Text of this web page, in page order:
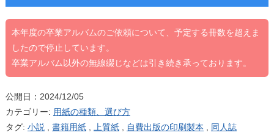
本年度の卒業アルバムのご依頼について、予定する冊数を超えま
したので停止しています。
卒業アルバム以外の無線綴じなどは引き続き承っております。
公開日：2024/12/05
カテゴリー: 用紙の種類、選び方
タグ: 小説 書籍用紙, 上質紙, 自費出版の印刷製本 同人誌